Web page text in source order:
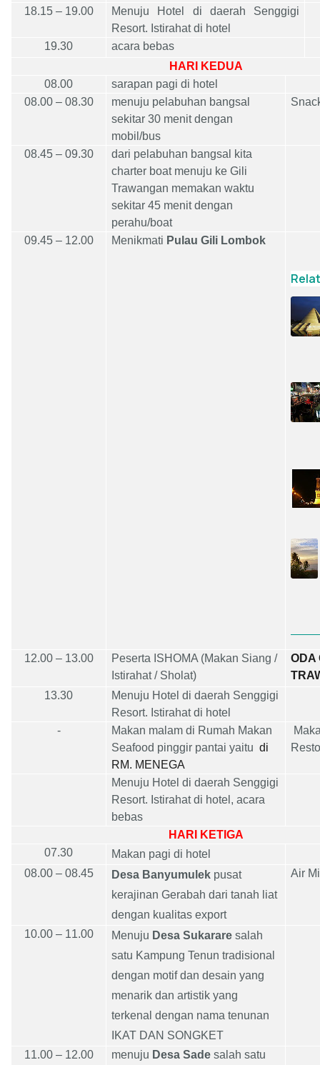
18.15 – 19.00
Menuju Hotel di daerah Senggigi
Resort. Istirahat di hotel
19.30
acara bebas
HARI KEDUA
08.00
sarapan pagi di hotel
08.00 – 08.30
menuju pelabuhan bangsal
sekitar 30 menit dengan
mobil/bus
08.45– 09.30
dari pelabuhan bangsal kita
charter boat menuju ke Gili
Trawangan memakan waktu
sekitar 45 menit dengan
perahu/boat
09.45– 12.00 Menikmati PulauGili Lombok
12.00– 13.00 Peserta ISHOMA (Makan Siang /
Istirahat / Sholat)
ODA
13.30
Menuju Hotel di daerah Senggigi
Resort. Istirahat di hotel
-
Makan malam di Rumah Makan
Seafood pinggir pantai yaitudi
RM. MENEGA
M
Menuju Hotel di daerah Senggigi
Resort. Istirahat di hotel, acara
bebas
HARI KETIGA
07.30
Makan pagi di hotel
08.00 – 08.45
Desa Banyumulek pusat
kerajinan Gerabah dari tanah liat
dengan kualitas export
Air
10.00 – 11.00 Menuju Desa Sukarare salah
satu Kampung Tenun tradisional
dengan motif dan desain yang
menarik dan artistik yang
terkenal dengan nama tenunan
IKAT DAN SONGKET
11.00 – 12.00
menuju Desa Sade salah satu